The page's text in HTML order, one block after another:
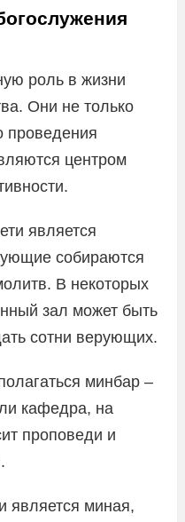
роль в жизни
Они не только
проведения
центром
является
собираются
В некоторых
зал может быть
сотни верующих.
минбар –
кафедра, на
проповеди и
является миная,